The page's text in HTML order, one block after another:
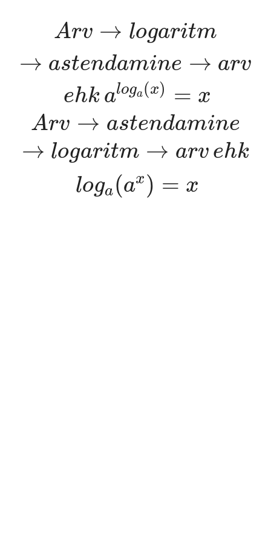
Arv → logaritm
→ astendamine → arv
ehk aloga(x) = x
Arv → astendamine
→ logaritm → arv ehk
loga (ax ) = x
→ ar t as